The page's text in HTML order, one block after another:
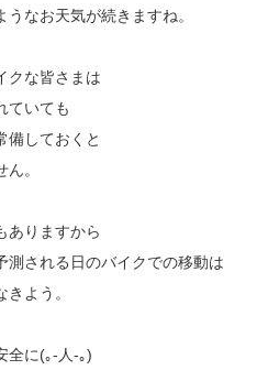
なお天気が続きますね。
クな皆さまは
ていても
備しておくと
。
ありますから
測される日のバイクでの移動は
よう。
全に(｡-人-｡)